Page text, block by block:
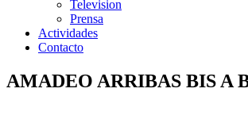
Television
Prensa
Actividades
Contacto
AMADEO ARRIBAS BIS A